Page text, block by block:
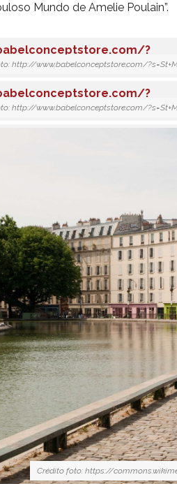
Mundo de Amelie Poulain”.
http://www.babelconceptstore.com/
http://www.babelconceptstore.com/
Crédito foto: https://